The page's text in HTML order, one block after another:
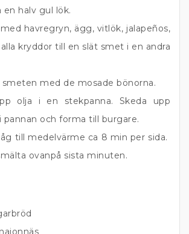
en halv gul lök.
havregryn, ägg, vitlök, jalapeños,
kryddor till en slät smet i en andra
smeten med de mosade bönorna.
olja i en stekpanna. Skeda upp
pannan och forma till burgare.
till medelvärme ca 8 min per sida.
ovanpå sista minuten.